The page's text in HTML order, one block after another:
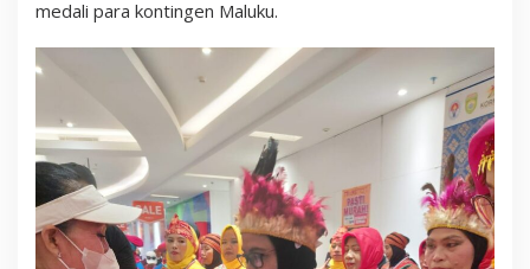
medali para kontingen Maluku.